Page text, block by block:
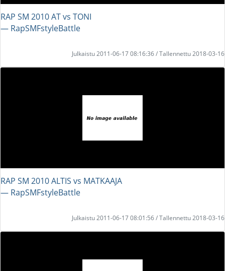
RAP SM 2010 AT vs TONI
― RapSMFstyleBattle
Julkaistu 2011-06-17 08:16:36 / Tallennettu 2018-03-16
RAP SM 2010 ALTIS vs MATKAAJA
― RapSMFstyleBattle
Julkaistu 2011-06-17 08:01:56 / Tallennettu 2018-03-16